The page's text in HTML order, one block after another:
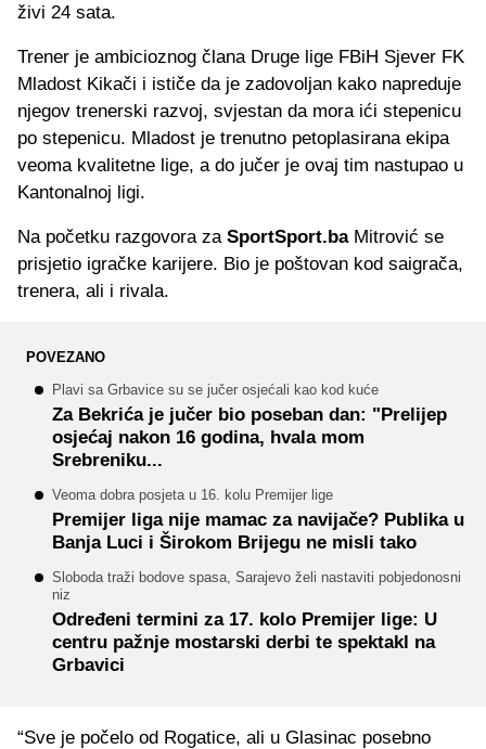
živi 24 sata.
Trener je ambicioznog člana Druge lige FBiH Sjever FK
Mladost Kikači i ističe da je zadovoljan kako napreduje
njegov trenerski razvoj, svjestan da mora ići stepenicu
po stepenicu. Mladost je trenutno petoplasirana ekipa
veoma kvalitetne lige, a do jučer je ovaj tim nastupao u
Kantonalnoj ligi.
Na početku razgovora za SportSport.baMitrović se
prisjetio igračke karijere. Bio je poštovan kod saigrača,
trenera, ali i rivala.
POVEZANO
Plavi sa Grbavice su se jučer osjećali kao kod kuće
Za Bekrića je jučer bio poseban dan: "Prelijep
osjećaj nakon 16 godina, hvala mom
Srebreniku...
Veoma dobra posjeta u 16. kolu Premijer lige
Premijer liga nije mamac za navijače? Publika u
Banja Luci i Širokom Brijegu ne misli tako
Sloboda traži bodove spasa, Sarajevo želi nastaviti pobjedonosni
niz
Određeni termini za 17. kolo Premijer lige: U
centru pažnje mostarski derbi te spektakl na
Grbavici
“Sve je počelo od Rogatice, ali u Glasinac posebno